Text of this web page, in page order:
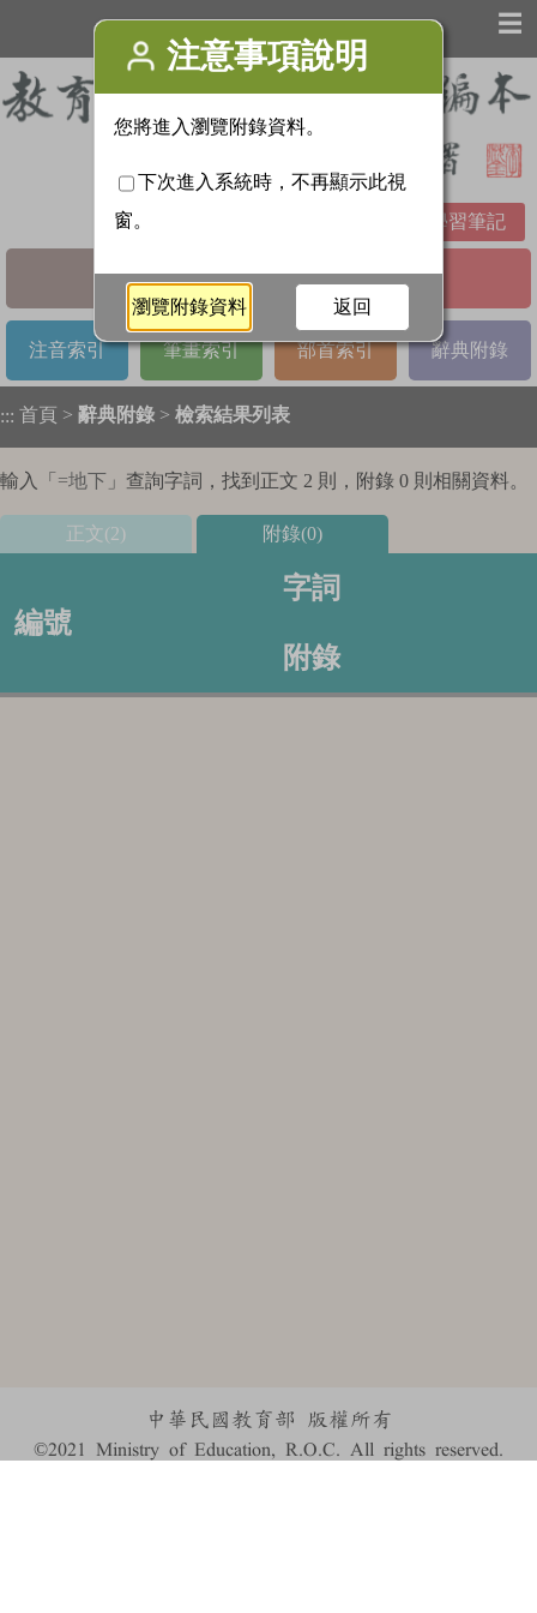
☰
學習筆記
基本檢索 進階檢索
注音索引 筆畫索引 部首索引 辭典附錄
::: 首頁 > 辭典附錄 > 檢索結果列表
輸入「 =地下 」查詢字詞，找到正文 2 則，附錄 0 則相關資料。
正文(2) 附錄(0)
編號
字詞
附錄
中華民國教育部 版權所有
©2021 Ministry of Education, R.O.C. All rights reserved.